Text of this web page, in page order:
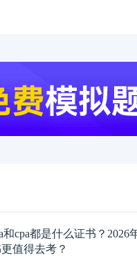
和cpa都是什么证书？2026
值得去考？